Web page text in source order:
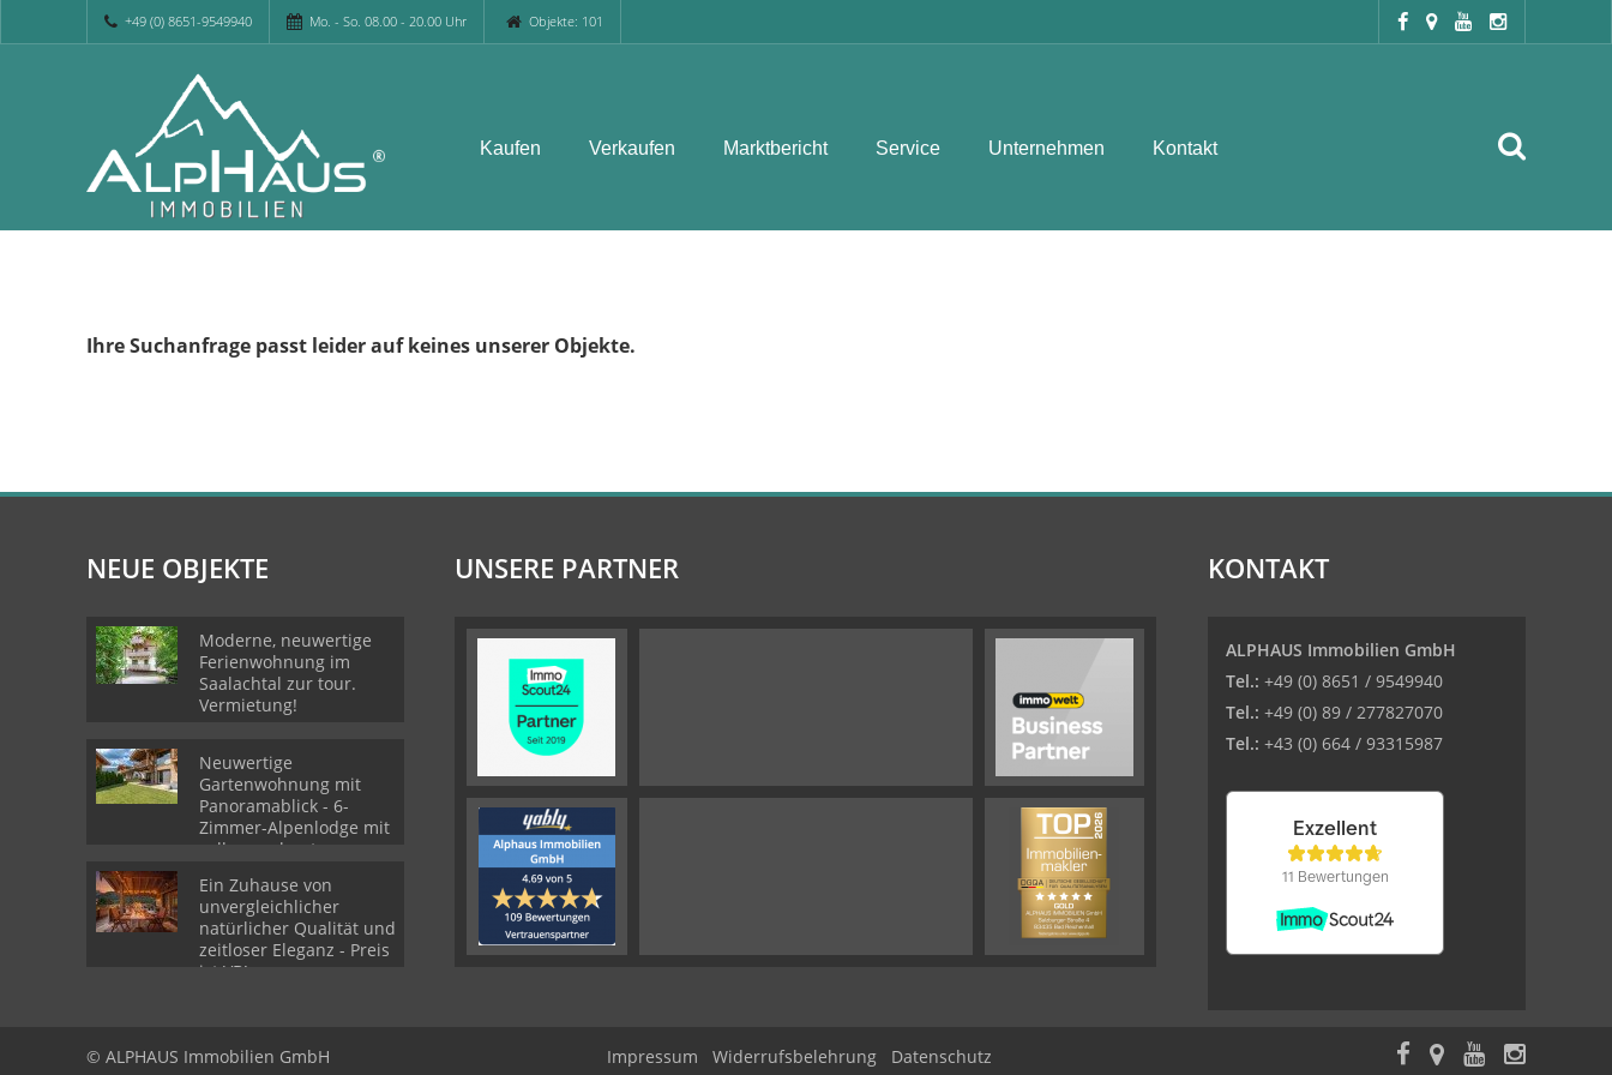
+49 (0) 8651-9549940 Mo. - So. 08.00 - 20.00 Uhr Objekte: 101
Kaufen Verkaufen Marktbericht Service Unternehmen Kontakt
Ihre Suchanfrage passt leider auf keines unserer Objekte.
NEUE OBJEKTE
Moderne, neuwertige
Ferienwohnung im
Saalachtal zur tour.
Vermietung!
Neuwertige
Gartenwohnung mit
Panoramablick - 6-
Zimmer-Alpenlodge mit
voll ausgebautes
Ein Zuhause von
unvergleichlicher
natürlicher Qualität und
zeitloser Eleganz - Preis
ist VB!
UNSERE PARTNER KONTAKT
ALPHAUS Immobilien GmbH
Tel.: +49 (0) 8651 / 9549940
Tel.: +49 (0) 89 / 277827070
Tel.: +43 (0) 664 / 93315987
© ALPHAUS Immobilien GmbH Impressum Widerrufsbelehrung Datenschutz